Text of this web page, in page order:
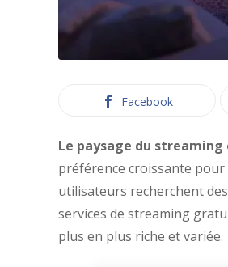
Facebook
Le paysage du
préférence croissante pour
utilisateurs recherchent
services de streaming
plus en plus riche et variée.